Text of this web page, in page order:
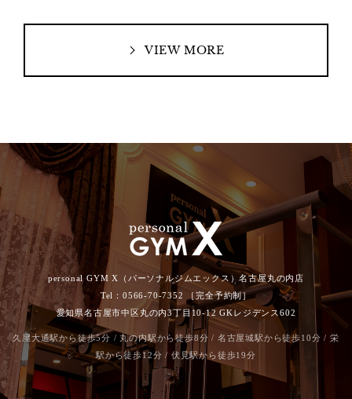
VIEW MORE
personal GYM X（パーソナルジムエックス）名古屋丸の内店
Tel：0566-70-7352 ［完全予約制］
愛知県名古屋市中区丸の内3丁目10-12 GKレジデンス602
久屋大通駅から徒歩5分 / 丸の内駅から徒歩8分 / 名古屋城駅から徒歩10分 / 栄
駅から徒歩12分 / 伏見駅から徒歩19分